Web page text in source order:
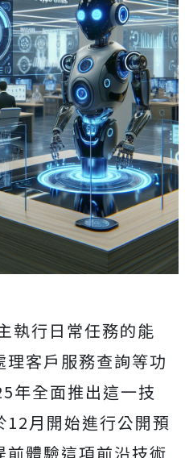
執行日常任務的能
客戶服務查詢等功
年全面推出這一技
月開始進行公開預
體驗這項前沿技術